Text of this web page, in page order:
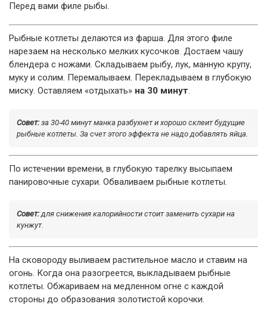
Перед вами филе рыбы.
Рыбные котлеты делаются из фарша. Для этого филе
нарезаем на несколько мелких кусочков. Достаем чашу
блендера с ножами. Складываем рыбу, лук, манную крупу,
муку и солим. Перемалываем. Перекладываем в глубокую
миску. Оставляем «отдыхать» на 30 минут.
Совет:за 30-40 минут манка разбухнет и хорошо склеит будущие
рыбные котлеты. За счет этого эффекта не надо добавлять яйца.
По истечении времени, в глубокую тарелку высыпаем
панировочные сухари. Обваливаем рыбные котлеты.
Совет:для снижения калорийности стоит заменить сухари на
кунжут.
На сковороду выливаем растительное масло и ставим на
огонь. Когда она разогреется, выкладываем рыбные
котлеты. Обжариваем на медленном огне с каждой
стороны до образования золотистой корочки.